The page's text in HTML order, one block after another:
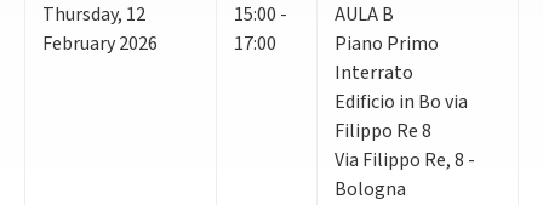
Thursday, 12
February 2026
15:00 -
17:00
AULA B
Piano Primo
Interrato
Edificio in Bo via
Filippo Re 8
Via Filippo Re, 8 -
Bologna